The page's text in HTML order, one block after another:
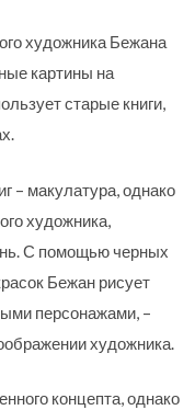
художника Бежана
картины на
старые книги,
– макулатура, однако
художника,
С помощью черных
Бежан рисует
персонажами, –
художника.
концепта, однако